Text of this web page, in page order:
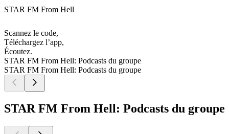
STAR FM From Hell
Scannez le code,
Téléchargez l’app,
Écoutez.
STAR FM From Hell: Podcasts du groupe
STAR FM From Hell: Podcasts du groupe
STAR FM From Hell: Podcasts du groupe